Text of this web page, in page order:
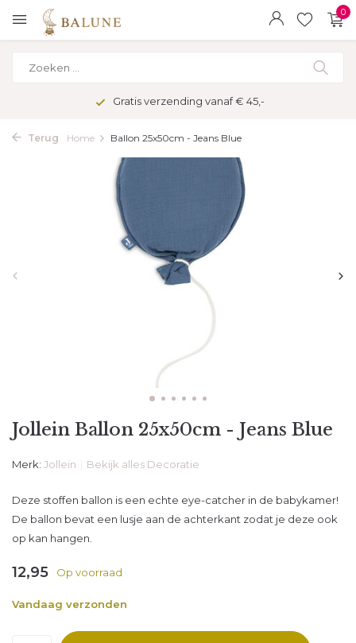
0
Gratis verzending vanaf € 45,-
Terug Home Ballon 25x50cm - Jeans Blue
Jollein Ballon 25x50cm - Jeans Blue
Merk: Jollein Bekijk alles Decoratie
Deze stoffen ballon is een echte eye-catcher in de babykamer!
De ballon bevat een lusje aan de achterkant zodat je deze ook
op kan hangen.
12,95 Op voorraad
Vandaag verzonden